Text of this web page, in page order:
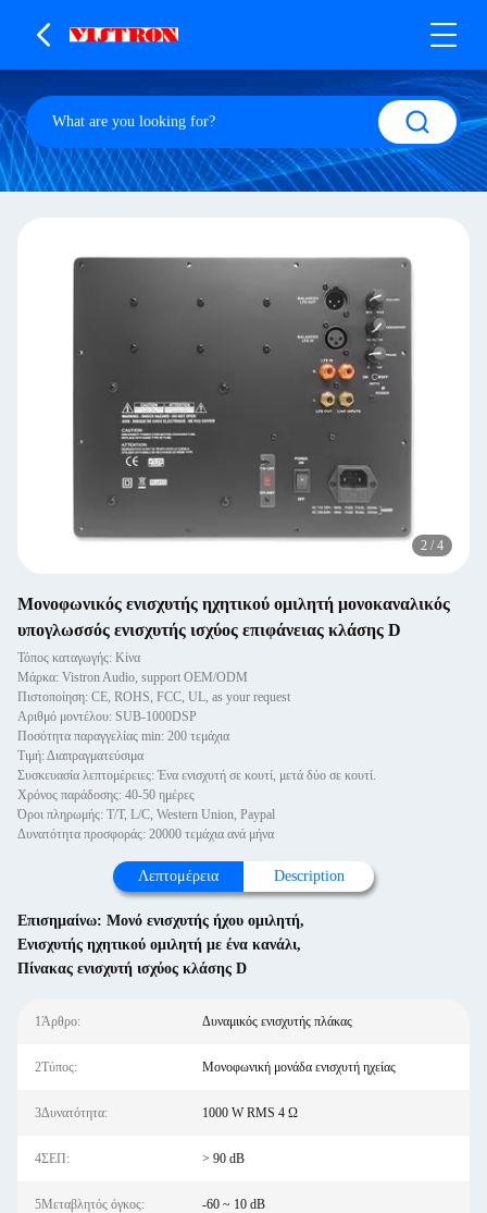
2 / 4
Μονοφωνικός ενισχυτής ηχητικού ομιλητή μονοκαναλικός
υπογλωσσός ενισχυτής ισχύος επιφάνειας κλάσης D
Τόπος καταγωγής: Κίνα
Μάρκα: Vistron Audio, support OEM/ODM
Πιστοποίηση: CE, ROHS, FCC, UL, as your request
Αριθμό μοντέλου: SUB-1000DSP
Ποσότητα παραγγελίας min: 200 τεμάχια
Τιμή: Διαπραγματεύσιμα
Συσκευασία λεπτομέρειες: Ένα ενισχυτή σε κουτί, μετά δύο σε κουτί.
Χρόνος παράδοσης: 40-50 ημέρες
Όροι πληρωμής: T/T, L/C, Western Union, Paypal
Δυνατότητα προσφοράς: 20000 τεμάχια ανά μήνα
Λεπτομέρεια Description
Επισημαίνω: Μονό ενισχυτής ήχου ομιλητή,
Ενισχυτής ηχητικού ομιλητή με ένα κανάλι,
Πίνακας ενισχυτή ισχύος κλάσης D
1Άρθρο: Δυναμικός ενισχυτής πλάκας
2Τύπος: Μονοφωνική μονάδα ενισχυτή ηχείας
3Δυνατότητα: 1000 W RMS 4 Ω
4ΣΕΠ: > 90 dB
5Μεταβλητός όγκος: -60 ~ 10 dB